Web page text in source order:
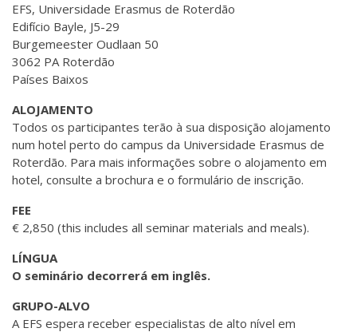
EFS, Universidade Erasmus de Roterdão
Edifício Bayle, J5-29
Burgemeester Oudlaan 50
3062 PA Roterdão
Países Baixos
ALOJAMENTO
Todos os participantes terão à sua disposição alojamento
num hotel perto do campus da Universidade Erasmus de
Roterdão. Para mais informações sobre o alojamento em
hotel, consulte a brochura e o formulário de inscrição.
FEE
€ 2,850 (this includes all seminar materials and meals).
LÍNGUA
O seminário decorrerá em inglês.
GRUPO-ALVO
A EFS espera receber especialistas de alto nível em